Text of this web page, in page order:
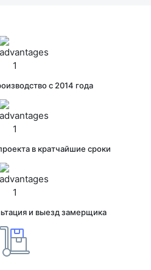
с 2014 года
в кратчайшие сроки
и выезд замерщика